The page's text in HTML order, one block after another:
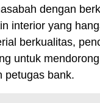
dengan
interior yang
berkualitas,
untuk
petugas bank.